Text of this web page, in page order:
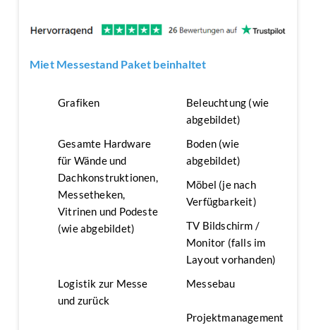
Miet Messestand Paket beinhaltet
Grafiken
Beleuchtung (wie
abgebildet)
Gesamte Hardware
für Wände und
Dachkonstruktionen,
Messetheken,
Vitrinen und Podeste
(wie abgebildet)
Boden (wie
abgebildet)
Möbel (je nach
Verfügbarkeit)
TV Bildschirm /
Monitor (falls im
Layout vorhanden)
Logistik zur Messe
und zurück
Messebau
Projektmanagement